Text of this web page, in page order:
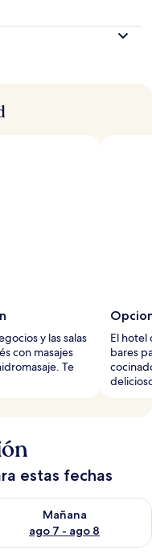
y las salas
con masajes
Te
El hotel
bares
estas fechas
6 - ago 7
Mañana
ago 7 - ago 8
la disponibilidad